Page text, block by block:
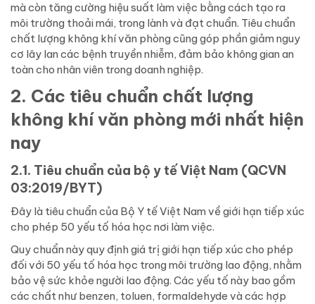
mà còn tăng cường hiệu suất làm việc bằng cách tạo ra
môi trường thoải mái, trong lành và đạt chuẩn. Tiêu chuẩn
chất lượng không khí văn phòng cũng góp phần giảm nguy
cơ lây lan các bệnh truyền nhiễm, đảm bảo không gian an
toàn cho nhân viên trong doanh nghiệp.
2. Các tiêu chuẩn chất lượng
không khí văn phòng mới nhất hiện
nay
2.1. Tiêu chuẩn của bộ y tế Việt Nam (QCVN
03:2019/BYT)
Đây là tiêu chuẩn của Bộ Y tế Việt Nam về giới hạn tiếp xúc
cho phép 50 yếu tố hóa học nơi làm việc.
Quy chuẩn này quy định giá trị giới hạn tiếp xúc cho phép
đối với 50 yếu tố hóa học trong môi trường lao động, nhằm
bảo vệ sức khỏe người lao động. Các yếu tố này bao gồm
các chất như benzen, toluen, formaldehyde và các hợp